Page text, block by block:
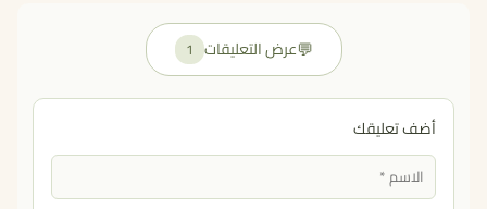
💬عرض التعليقات 1
أضف تعليقك